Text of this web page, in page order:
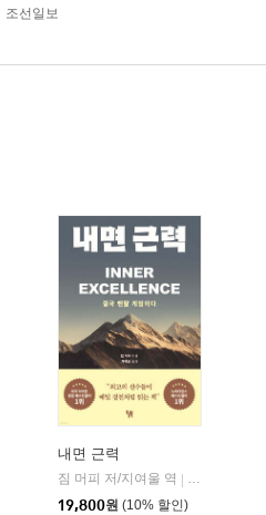
조선일보
내면 근력
짐 머피 저/지여울 역
윌북(willbook)
19,800원 (10% 할인)